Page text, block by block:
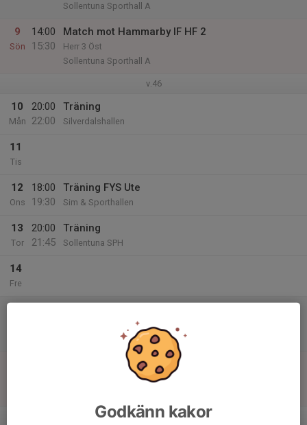
Sollentuna Sporthall A
9
Sön
14:00
15:30
Match mot Hammarby IF HF 2
Herr 3 Öst
Sollentuna Sporthall A
v.46
10
Mån
20:00
22:00
Träning
Silverdalshallen
11
Tis
12
Ons
18:00
19:30
Träning FYS Ute
Sim & Sporthallen
13
Tor
20:00
21:45
Träning
Sollentuna SPH
14
Fre
Fyrishov B, Uppsala
Match mot GT Söder HK 2
P19 Öst - P19 Nivå 2 Öst
v.47
Godkänn kakor